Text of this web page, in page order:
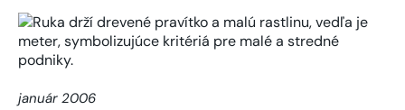
január 2006